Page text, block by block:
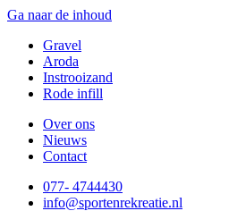
Ga naar de inhoud
Gravel
Aroda
Instrooizand
Rode infill
Over ons
Nieuws
Contact
077- 4744430
info@sportenrekreatie.nl